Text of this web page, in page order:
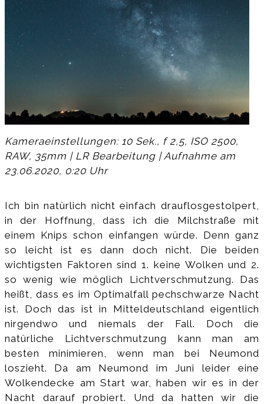
Kameraeinstellungen: 10 Sek., f 2,5, ISO 2500,
RAW, 35mm | LR Bearbeitung | Aufnahme am
23.06.2020, 0:20 Uhr
Ich bin natürlich nicht einfach drauflosgestolpert,
in der Hoffnung, dass ich die Milchstraße mit
einem Knips schon einfangen würde. Denn ganz
so leicht ist es dann doch nicht. Die beiden
wichtigsten Faktoren sind 1. keine Wolken und 2.
so wenig wie möglich Lichtverschmutzung. Das
heißt, dass es im Optimalfall pechschwarze Nacht
ist. Doch das ist in Mitteldeutschland eigentlich
nirgendwo und niemals der Fall. Doch die
natürliche Lichtverschmutzung kann man am
besten minimieren, wenn man bei Neumond
loszieht. Da am Neumond im Juni leider eine
Wolkendecke am Start war, haben wir es in der
Nacht darauf probiert. Und da hatten wir die